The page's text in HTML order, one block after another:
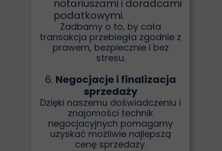
notariuszami i doradcami
podatkowymi.
Zadbamy o to, by cała
transakcja przebiegła zgodnie z
prawem, bezpiecznie i bez
stresu.
6. Negocjacje i finalizacja
sprzedaży
Dzięki naszemu doświadczeniu i
znajomości technik
negocjacyjnych pomagamy
uzyskać możliwie najlepszą
cenę sprzedaży.